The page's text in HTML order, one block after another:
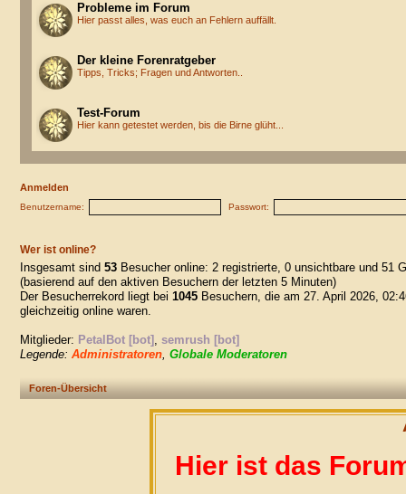
Probleme im Forum
Hier passt alles, was euch an Fehlern auffällt.
Der kleine Forenratgeber
Tipps, Tricks; Fragen und Antworten..
Test-Forum
Hier kann getestet werden, bis die Birne glüht...
Anmelden
Benutzername: Passwort:
Wer ist online?
Insgesamt sind 53 Besucher online: 2 registrierte, 0 unsichtbare und 51
(basierend auf den aktiven Besuchern der letzten 5 Minuten)
Der Besucherrekord liegt bei 1045 Besuchern, die am 27. April 2026,
gleichzeitig online waren.
Mitglieder: PetalBot [bot] , semrush [bot]
Legende: Administratoren, Globale Moderatoren
Foren-Übersicht
Hier ist das